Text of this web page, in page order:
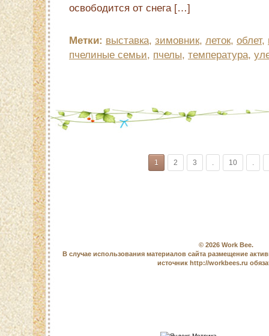
освободится от снега […]
Метки: выставка, зимовник, леток, облет,
пчелиные семьи, пчелы, температура,
1 2 3 . 10 .
© 2026 Work Bee.
В случае использования материалов сайта размещение
источник http://workbees.ru